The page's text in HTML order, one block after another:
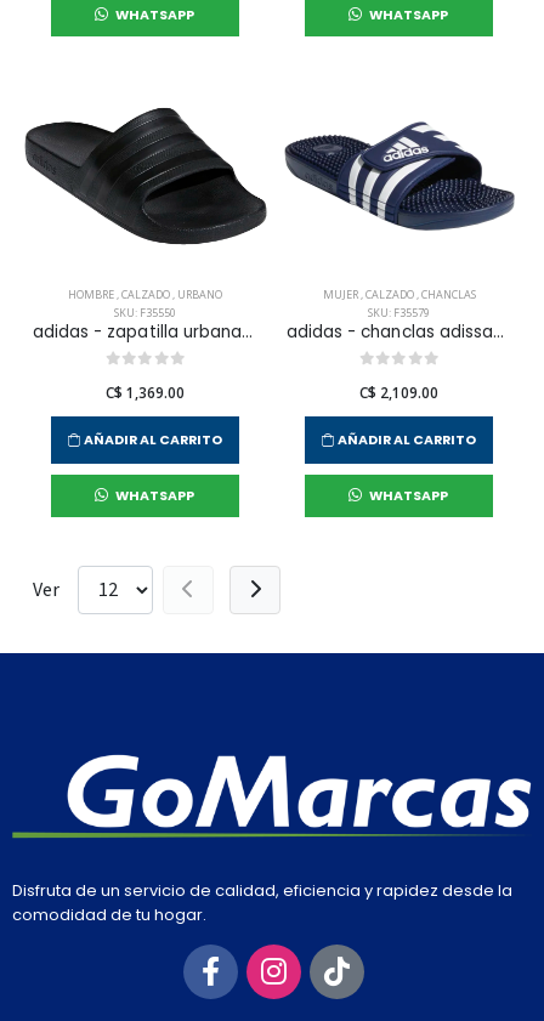
WHATSAPP WHATSAPP
HOMBRE,CALZADO, URBANO
SKU: F35550
adidas - zapatilla urbana adilette aqua para hombre
C$ 1,369.00
AÑADIR AL CARRITO
WHATSAPP
MUJER,CALZADO,CHANCLAS
SKU: F35579
adidas - chanclas adissage para mujer
C$ 2,109.00
AÑADIR AL CARRITO
WHATSAPP
Ver
Disfruta de un servicio de calidad, eficiencia y rapidez desde la
comodidad de tu hogar.